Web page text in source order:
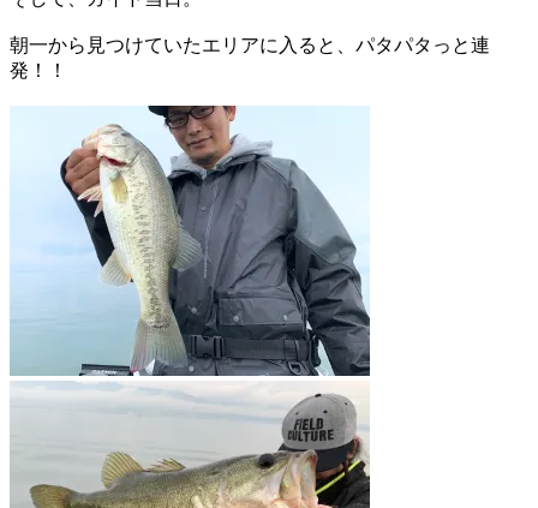
朝一から見つけていたエリアに入ると、パタパタっと連
発！！